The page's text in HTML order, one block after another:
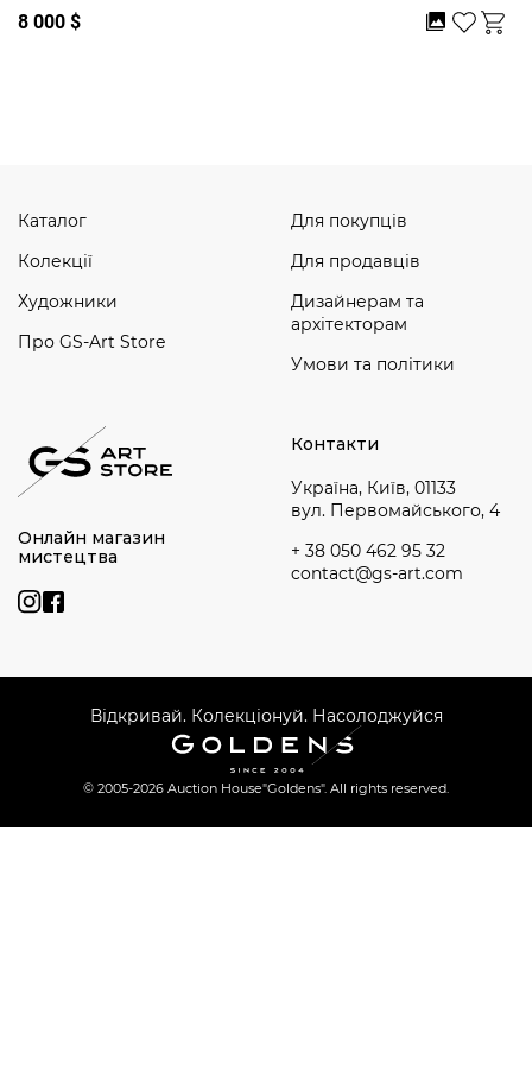
8 000 $
Онлайн магазин
мистецтва
Контакти
Україна, Київ, 01133
вул. Первомайського, 4
+ 38 050 462 95 32
contact@gs-art.com
Каталог
Колекції
Художники
Про GS-Art Store
Для покупців
Для продавців
Дизайнерам та
архітекторам
Умови та політики
© 2005-2026 Auction House"Goldens". All rights reserved.
Відкривай. Колекціонуй. Насолоджуйся